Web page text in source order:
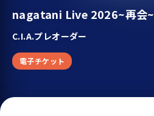
nagatani Live 2026~再会~
C.I.A.プレオーダー
電子チケット